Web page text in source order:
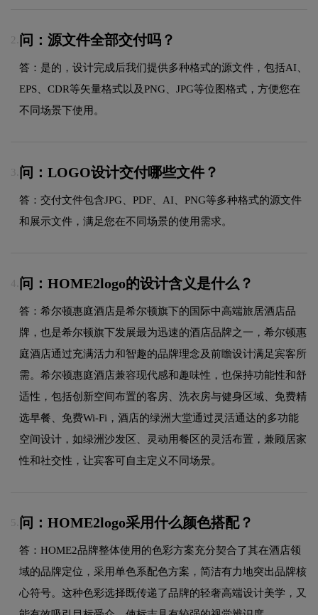
2. 问：源文件全部交付吗？
答：是的，设计完成后我们提供多种格式的源文件，包括AI、
EPS、CDR等矢量格式以及PNG、JPG等位图格式，方便您在
不同场景下使用。
3. 问：LOGO设计交付哪些文件？
答：交付文件包含JPG、PDF、AI、PNG等多种格式的源文件
和展示文件，满足您在不同场景的使用需求。
4. 问：HOME2logo的设计含义是什么？
答：希尔顿惠庭酒店是希尔顿旗下的国际中高端旅居酒店品
牌，也是希尔顿旗下发展最为迅速的酒店品牌之一，希尔顿惠
庭酒店通过充满活力和智趣的品牌理念及前瞻设计满足宾客所
需。希尔顿惠庭酒店兼容现代感和趣味性，也保持功能性和舒
适性，包括创新空间布置的客房、洗衣房与健身区域、免费精
选早餐、免费Wi-Fi，酒店的绿洲大堂通过灵活通达的多功能
空间设计，如绿洲沙发区、灵动用餐区的灵活布置，兼顾居家
性和社交性，让宾客可自主定义不同场景。
5. 问：HOME2logo采用什么颜色搭配？
答：HOME2品牌整体使用的色彩方案充分契合了其在酒店领
域的品牌定位，采用单色系配色方案，简洁有力地突出品牌核
心符号。这种色彩选择既传递了品牌的轻奢高端设计美学，又